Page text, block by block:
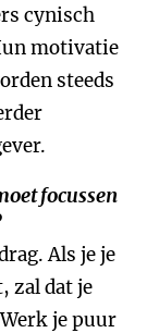
cynisch
motivatie
steeds
focussen
Als je je
zal dat je
je puur